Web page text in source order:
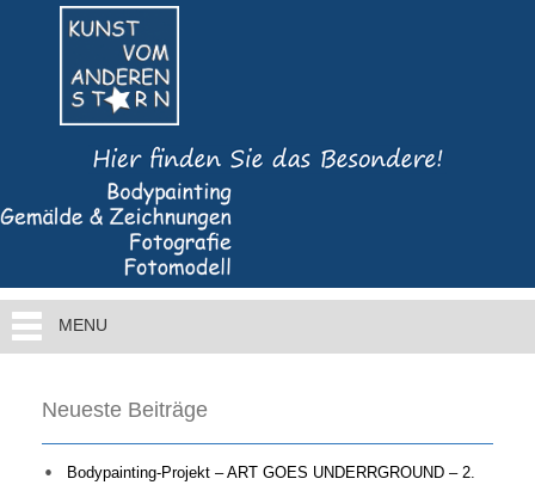
MENU
Neueste Beiträge
Bodypainting-Projekt – ART GOES UNDERRGROUND – 2.